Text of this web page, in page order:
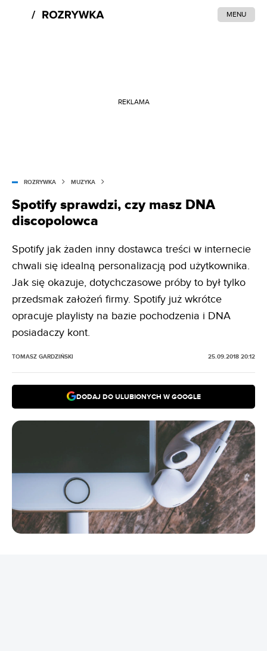
MENU
REKLAMA
ROZRYWKA MUZYKA
Spotify sprawdzi, czy masz DNA
discopolowca
Spotify jak żaden inny dostawca treści w internecie
chwali się idealną personalizacją pod użytkownika.
Jak się okazuje, dotychczasowe próby to był tylko
przedsmak założeń firmy. Spotify już wkrótce
opracuje playlisty na bazie pochodzenia i DNA
posiadaczy kont.
TOMASZ GARDZIŃSKI 25.09.2018 20:12
DODAJ DO ULUBIONYCH W GOOGLE